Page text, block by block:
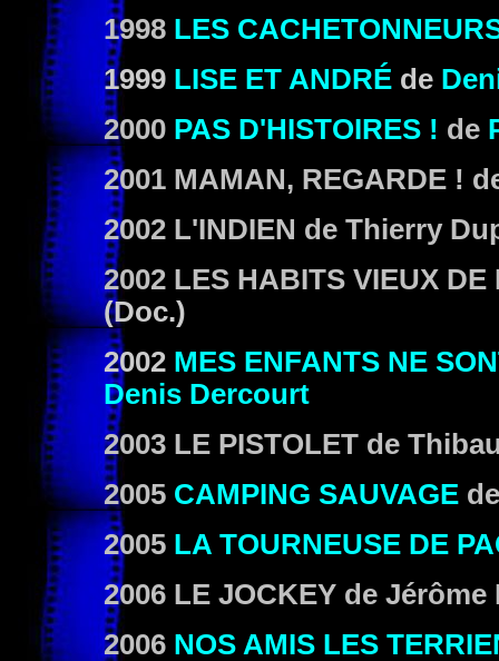
1998 LES
1999 LISE ET ANDRÉ de
2000 PAS D'HISTOIRES ! d e
2001 MAMAN, REGARDE !
2002 L'INDIEN de Thierry
2002 LES HABITS VIEUX DE
(Doc.)
2002 MES ENFANTS NE
Denis Dercourt
2003 LE PISTOLET de
2005 CAMPING SAUVAGE
2005 LA TOURNEUSE DE
2006 LE JOCKEY de Jérôme
2006 NOS AMIS LES